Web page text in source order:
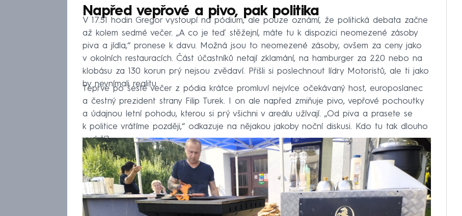
Napřed vepřové a pivo, pak politika
V 17.51 hodin Gregor vystoupí na pódium, ale pouze oznámí, že politická debata začne
až kolem sedmé večer. „A co je teď stěžejní, máte tu k dispozici neomezené zásoby
piva a jídla,“ pronese k davu. Možná jsou to neomezené zásoby, ovšem za ceny jako
v okolních restauracích. Část účastníků netají zklamání, na hamburger za 220 nebo na
klobásu za 130 korun prý nejsou zvědaví. Přišli si poslechnout lídry Motoristů, ale ti jako
by nevnímali realitu.
Teprve po šesté večer z pódia krátce promluví nejvíce očekávaný host, europoslanec
a čestný prezident strany Filip Turek. I on ale napřed zmiňuje pivo, vepřové pochoutky
a údajnou letní pohodu, kterou si prý všichni v areálu užívají. „Od piva a prasete se
k politice vrátíme později,“ odkazuje na nějakou jakoby noční diskusi. Kdo tu tak dlouho
vydrží?